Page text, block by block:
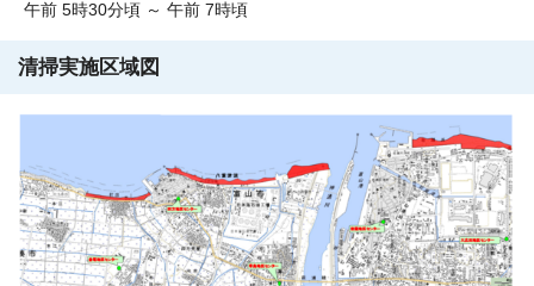
午前 5時30分頃 ～ 午前 7時頃
清掃実施区域図